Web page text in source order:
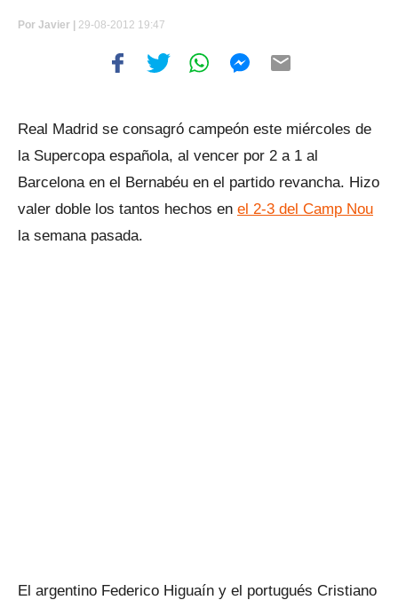
Por Javier | 29-08-2012 19:47
Real Madrid se consagró campeón este miércoles de
la Supercopa española, al vencer por 2 a 1 al
Barcelona en el Bernabéu en el partido revancha. Hizo
valer doble los tantos hechos en el 2-3 del Camp Nou
la semana pasada.
El argentino Federico Higuaín y el portugués Cristiano